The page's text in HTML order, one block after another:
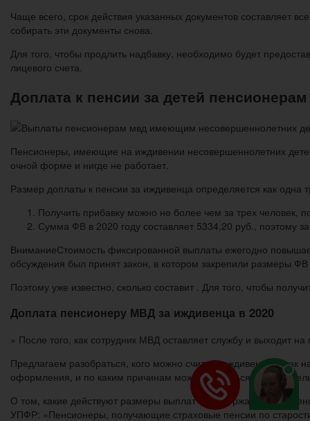
Чаще всего, срок действия указанных документов составляет
собирать эти документы снова.
Для того, чтобы продлить надбавку, необходимо будет
лицевого счета.
Доплата к пенсии за детей
Пенсионеры, имеющие на иждивении несовершеннолетних
очной форме и нигде не работает.
Размер доплаты к пенсии за иждивенца определяется как
Получить прибавку можно не более чем за трех человек,
Сумма ФВ в 2020 году составляет 5334,20 руб., поэтому
ВниманиеСтоимость фиксированной выплаты ежегодно
обсуждения был принят закон, в котором закрепили размеры
Поэтому уже известно, сколько составит . Для того, чтобы
Доплата пенсионеру МВД за иждивенца в 2020
» После того, как сотрудник МВД оставляет службу и выходит
Предлагаем разобраться, кого можно считать иждивенцем, как
оформления, и по каким причинам можно лишиться
О том, какие действуют размеры выплат за содержание
УПФР: «Пенсионеры, получающие страховые пенсии по